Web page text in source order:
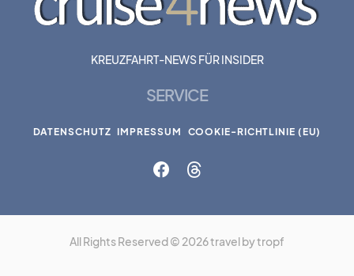
KREUZFAHRT-NEWS FÜR INSIDER
SERVICE
DATENSCHUTZ IMPRESSUM COOKIE-RICHTLINIE (EU)
All Rights Reserved © 2026 travel by tropf